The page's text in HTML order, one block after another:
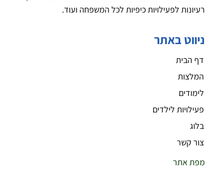
רעיונות לפעילויות כיפיות לכל המשפחה ועוד.
ניווט באתר
דף הבית
המלצות
לימודים
פעילויות לילדים
בלוג
צור קשר
מפת אתר